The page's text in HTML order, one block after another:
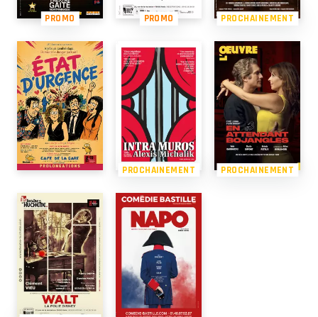
PROMO PROMO PROCHAINEMENT
PROCHAINEMENT PROCHAINEMENT